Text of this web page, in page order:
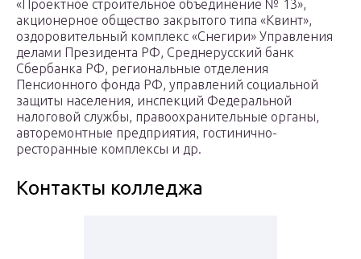
«Проектное строительное объединение № 13»,
акционерное общество закрытого типа «Квинт»,
оздоровительный комплекс «Снегири» Управления
делами Президента РФ, Среднерусский банк
Сбербанка РФ, региональные отделения
Пенсионного фонда РФ, управлений социальной
защиты населения, инспекций Федеральной
налоговой службы, правоохранительные органы,
авторемонтные предприятия, гостинично-
ресторанные комплексы и др.
Контакты колледжа